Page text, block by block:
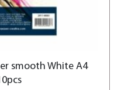
smooth White A4